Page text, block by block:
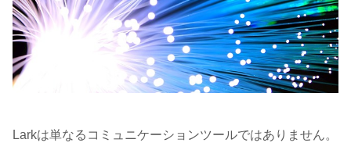
Larkは単なるコミュニケーションツールではありません。